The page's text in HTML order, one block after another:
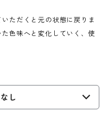
ただくと元の状態に戻りま
色味へと変化していく、使
し